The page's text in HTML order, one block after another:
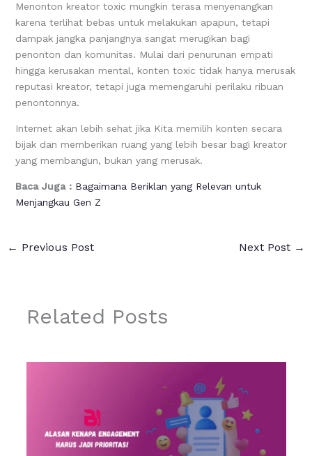
Menonton kreator toxic mungkin terasa menyenangkan
karena terlihat bebas untuk melakukan apapun, tetapi
dampak jangka panjangnya sangat merugikan bagi
penonton dan komunitas. Mulai dari penurunan empati
hingga kerusakan mental, konten toxic tidak hanya merusak
reputasi kreator, tetapi juga memengaruhi perilaku ribuan
penontonnya.
Internet akan lebih sehat jika Kita memilih konten secara
bijak dan memberikan ruang yang lebih besar bagi kreator
yang membangun, bukan yang merusak.
Baca Juga : Bagaimana Beriklan yang Relevan untuk
Menjangkau Gen Z
← Previous Post Next Post →
Related Posts